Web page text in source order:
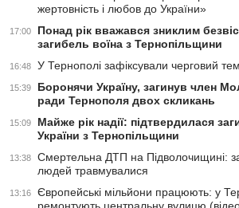
жертовність і любов до України»
17:00
Понад рік вважався зниклим
загибель воїна з Тернопільщини
16:48 У Тернополі зафіксували черговий
15:39
Боронячи Україну, загинув член
ради Тернополя двох скликань
15:09
Майже рік надії: підтвердилася
України з Тернопільщини
13:38
Смертельна ДТП на Підволочищині:
людей травмувалися
13:16
Європейські мільйони працюють: у